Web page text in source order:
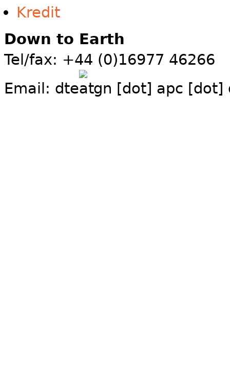
Kredit
Down to Earth
Tel/fax: +44 (0)16977 46266
Email: dte gn [dot] apc [dot]